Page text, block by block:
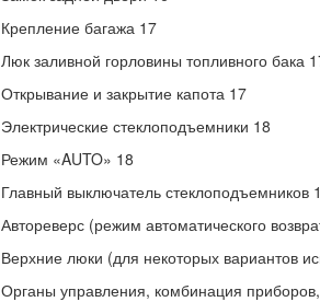
Крепление багажа 17
Люк заливной горловины топливного бака
Открывание и закрытие капота 17
Электрические стеклоподъемники 18
Режим «AUTO» 18
Главный выключатель стеклоподъемников
Автореверс (режим автоматического
Верхние люки (для некоторых вариантов
Органы управления, комбинация